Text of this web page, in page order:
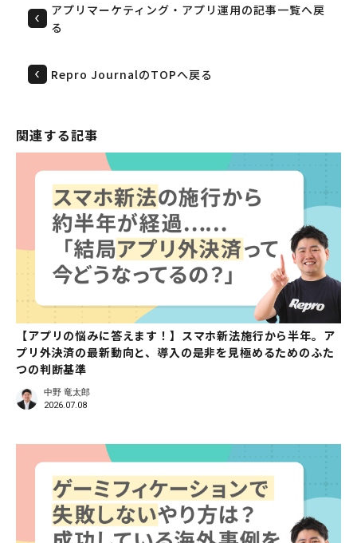
アプリマーケティング・アプリ運用の記事一覧へ戻
る
Repro JournalのTOPへ戻る
関連する記事
【アプリの悩みに答えます！】スマホ新法施行から半年。ア
プリ外決済の最新動向と、導入の是非を見極めるためのふた
つの判断基準
中野 竜太郎
2026.07.08